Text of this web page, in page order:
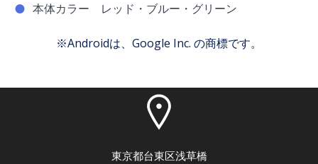
本体カラー レッド・ブルー・グリーン
※Androidは、Google Inc. の商標です。
東京都台東区浅草橋